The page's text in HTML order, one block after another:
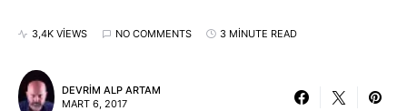
3,4K VIEWS NO COMMENTS 3 MINUTE READ
DEVRIM ALP ARTAM
MART 6, 2017